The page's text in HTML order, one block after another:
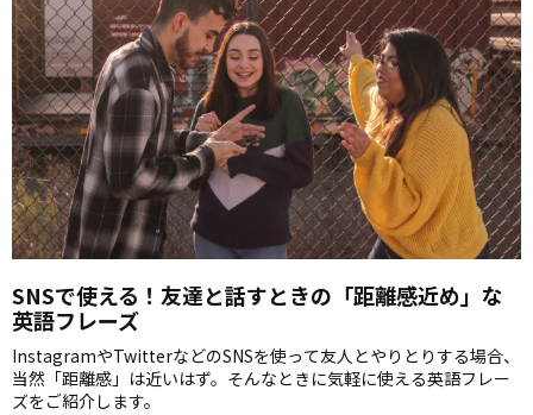
SNSで使える！友達と話すときの「距離感近め」な
英語フレーズ
InstagramやTwitterなどのSNSを使って友人とやりとりする場合、
当然「距離感」は近いはず。そんなときに気軽に使える英語フレー
ズをご紹介します。